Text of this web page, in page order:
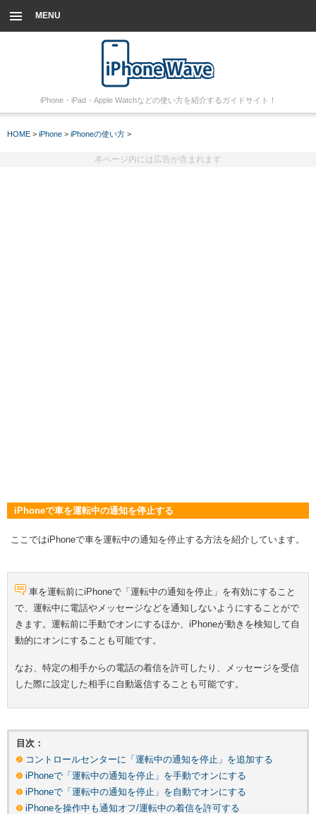
MENU
iPhone・iPad・Apple Watchなどの使い方を紹介するガイドサイト！
HOME > iPhone > iPhoneの使い方 >
本ページ内には広告が含まれます
iPhoneで車を運転中の通知を停止する
ここではiPhoneで車を運転中の通知を停止する方法を紹介しています。
車を運転前にiPhoneで「運転中の通知を停止」を有効にすること
で、運転中に電話やメッセージなどを通知しないようにすることがで
きます。運転前に手動でオンにするほか、iPhoneが動きを検知して自
動的にオンにすることも可能です。
なお、特定の相手からの電話の着信を許可したり、メッセージを受信
した際に設定した相手に自動返信することも可能です。
目次：
コントロールセンターに「運転中の通知を停止」を追加する
iPhoneで「運転中の通知を停止」を手動でオンにする
iPhoneで「運転中の通知を停止」を自動でオンにする
iPhoneを操作中も通知オフ/運転中の着信を許可する